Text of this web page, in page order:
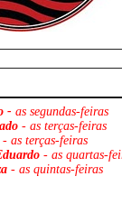
- as segundas-feiras
- as terças-feiras
- as terças-feiras
- as quartas-
- as quintas-feiras